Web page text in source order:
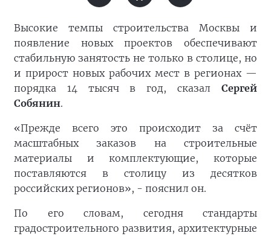
Высокие темпы строительства Москвы и
появление новых проектов обеспечивают
стабильную занятость не только в столице, но
и прирост новых рабочих мест в регионах —
порядка 14 тысяч в год, сказал Сергей
Собянин.
«Прежде всего это происходит за счёт
масштабных заказов на строительные
материалы и комплектующие, которые
поставляются в столицу из десятков
российских регионов», - пояснил он.
По его словам, сегодня стандарты
градостроительного развития, архитектурные